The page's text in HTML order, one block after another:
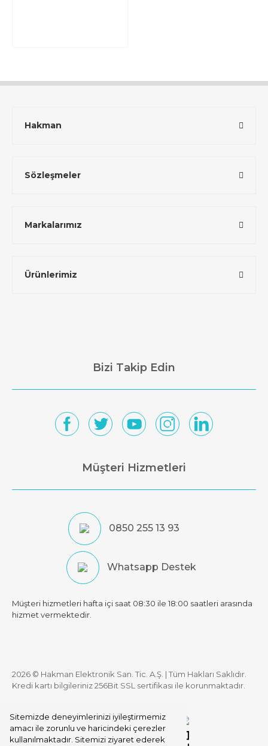
Sitemizde deneyimlerinizi iyileştirmemiz
amacı ile zorunlu ve haricindeki çerezler
kullanılmaktadır. Sitemizi ziyaret ederek
Hakman
Sözleşmeler
Markalarımız
Ürünlerimiz
Bizi Takip Edin
Müşteri Hizmetleri
0850 255 13 93
Whatsapp Destek
Müşteri hizmetleri hafta içi saat 08:30 ile 18:00 saatleri arasında
hizmet vermektedir.
2026 © Hakman Elektronik San. Tic. A.Ş. | Tüm Hakları Saklıdır.
Kredi kartı bilgileriniz 256Bit SSL sertifikası ile korunmaktadır.